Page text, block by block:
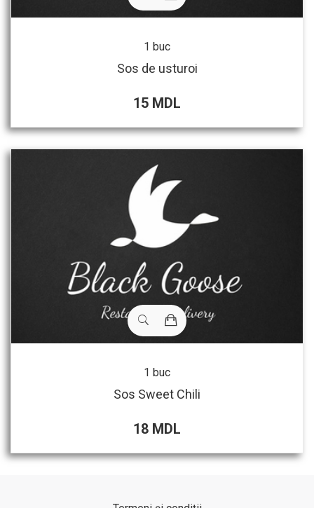
1 buc
Sos de usturoi
15 MDL
1 buc
Sos Sweet Chili
18 MDL